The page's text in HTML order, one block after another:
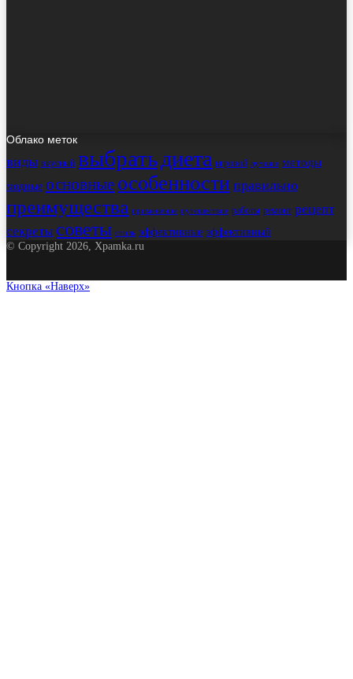
Облако меток
виды вкусный выбратьдиета игровой лучшие методы
модные основные особенности правильно
преимущества применение путешествие работы ремонт рецепт
секреты советы стиль эффективные эффективный
© Copyright 2026, Xpamka.ru
Кнопка «Наверх»